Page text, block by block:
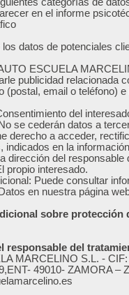
en el informe
los datos de potenciales
ESCUELA
publicidad relacionada
(postal, email o teléfono)
del
se cederán datos a
derecho a acceder,
indicados en la
dirección del responsable
propio interesado.
Puede consultar
en nuestra página
sobre protección
responsable del
MARCELINO S.L. -
49010- ZAMORA –